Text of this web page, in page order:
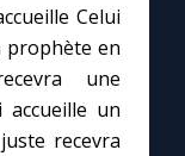
Celui
prophète en
une
un
recevra